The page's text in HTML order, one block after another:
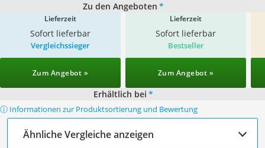
Zu den Angeboten *
Lieferzeit
Sofort lieferbar
Lieferzeit
Sofort lieferbar
Vergleichssieger
Zum Angebot »
Bestseller
Zum Angebot »
Erhältlich bei *
ⓘ Informationen zur Produktsortierung und Bewertung
Ähnliche Vergleiche anzeigen